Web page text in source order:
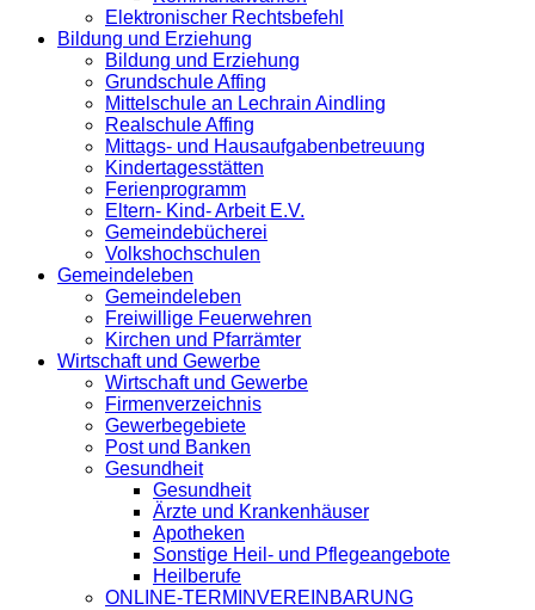
Elektronischer Rechtsbefehl
Bildung und Erziehung
Bildung und Erziehung
Grundschule Affing
Mittelschule an Lechrain Aindling
Realschule Affing
Mittags- und Hausaufgabenbetreuung
Kindertagesstätten
Ferienprogramm
Eltern- Kind- Arbeit E.V.
Gemeindebücherei
Volkshochschulen
Gemeindeleben
Gemeindeleben
Freiwillige Feuerwehren
Kirchen und Pfarrämter
Wirtschaft und Gewerbe
Wirtschaft und Gewerbe
Firmenverzeichnis
Gewerbegebiete
Post und Banken
Gesundheit
Gesundheit
Ärzte und Krankenhäuser
Apotheken
Sonstige Heil- und Pflegeangebote
Heilberufe
ONLINE-TERMINVEREINBARUNG